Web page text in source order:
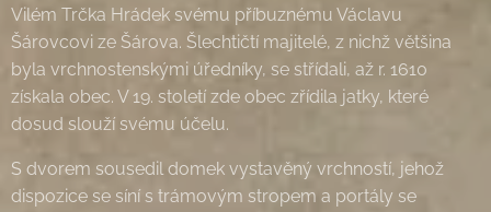
Vilém Trčka Hrádek svému příbuznému Václavu
Šárovcovi ze Šárova. Šlechtičtí majitelé, z nichž většina
byla vrchnostenskými úředníky, se střídali, až r. 1610
získala obec. V 19. století zde obec zřídila jatky, které
dosud slouží svému účelu.
S dvorem sousedil domek vystavěný vrchností, jehož
dispozice se síní s trámovým stropem a portály se